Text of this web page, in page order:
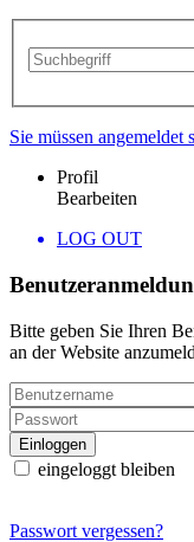
Sie müssen
Profil
Bearbeiten
LOG OUT
Bitte geben Sie Ihren
an der Website
eingeloggt bleiben
Passwort vergessen?